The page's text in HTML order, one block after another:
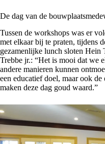
De dag van de
Tussen de workshops was er
met elkaar bij te praten, tijdens
gezamenlijke lunch sloten Hein
Trebbe jr.: “Het is mooi dat we
andere manieren kunnen
een educatief doel, maar ook
maken deze dag goud waard.”